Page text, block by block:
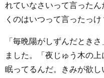
れていなさいって言った
くのはいつって言ったっけ
「毎晩陽がしずんだとき
ました。「夜じゅう木の
眠ってるんだ。きみが欲